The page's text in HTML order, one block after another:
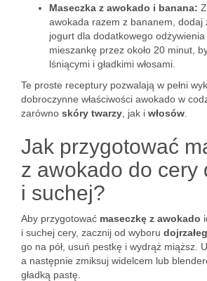
Maseczka z awokado i banana:
awokada razem z bananem, dodaj
jogurt dla dodatkowego
mieszankę przez około 20 minut,
lśniącymi i gładkimi włosami.
Te proste receptury pozwalają w pełni
dobroczynne właściwości awokado w
zarówno skóry twarzy , jak i włosów
Jak przygotować
z awokado do cery
i suchej?
Aby przygotować maseczkę z awokado
i suchej cery, zacznij od wyboru
go na pół, usuń pestkę i wydrąż miąższ.
a następnie zmiksuj widelcem lub
gładką pastę.